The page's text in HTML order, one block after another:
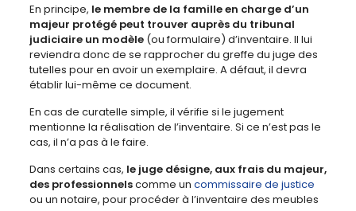
En principe, le membre de la famille en charge d’un
majeur protégé peut trouver auprès du tribunal
judiciaire un modèle(ou formulaire) d’inventaire. Il lui
reviendra donc de se rapprocher du greffe du juge des
tutelles pour en avoir un exemplaire. A défaut, il devra
établir lui-même ce document.
En cas de curatelle simple, il vérifie si le jugement
mentionne la réalisation de l’inventaire. Si ce n’est pas le
cas, il n’a pas à le faire.
Dans certains cas, le juge désigne, aux frais du majeur,
des professionnelscomme un commissaire de justice
ou un notaire, pour procéder à l’inventaire des meubles